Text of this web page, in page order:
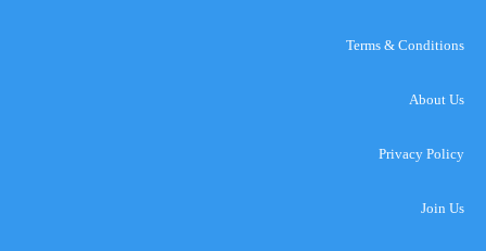
Terms & Conditions
About Us
Privacy Policy
Join Us